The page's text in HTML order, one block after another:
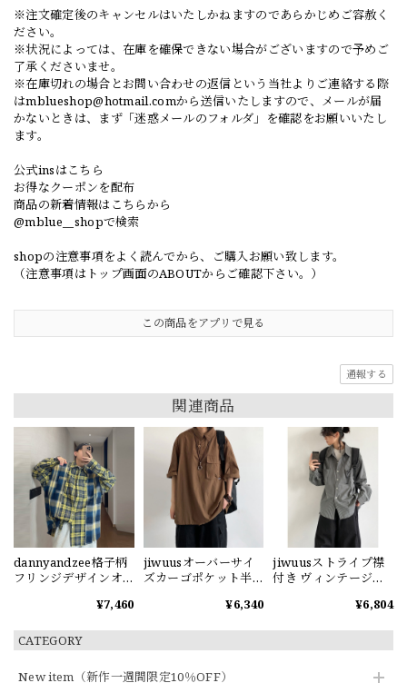
CATEGORY
New item（新作一週間限定10％OFF）
※注文確定後のキャンセルはいたしかねますのであらかじめご容赦く
ださい。
※状況によっては、在庫を確保できない場合がございますので予めご
了承くださいませ。
※在庫切れの場合とお問い合わせの返信という当社よりご連絡する際
はmblueshop@hotmail.comから送信いたしますので、メールが届
かないときは、まず「迷惑メールのフォルダ」を確認をお願いいたし
ます。
公式insはこちら
お得なクーポンを配布
商品の新着情報はこちらから
@mblue__shopで検索
shopの注意事項をよく読んでから、ご購入お願い致します。
（注意事項はトップ画面のABOUTからご確認下さい。）
この商品をアプリで見る
通報する
関連商品
dannyandzee格子柄
フリンジデザインオ
¥7,460
jiwuusオーバーサイ
ズカーゴポケット半
¥6,340
jiwuusストライプ襟
付き ヴィンテージ長
¥6,804